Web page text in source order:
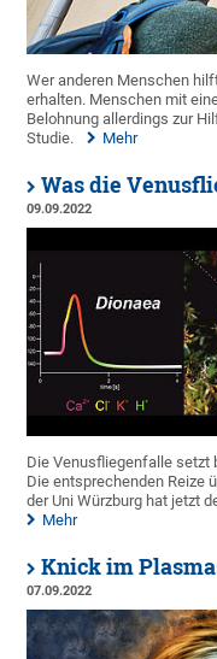
Wer anderen Menschen
erhalten. Menschen mit
Belohnung allerdings zur
Studie.
Mehr
Was die
09.09.2022
Die Venusfliegenfalle setzt
Die entsprechenden Reize
der Uni Würzburg hat jetzt
Mehr
Knick im
07.09.2022